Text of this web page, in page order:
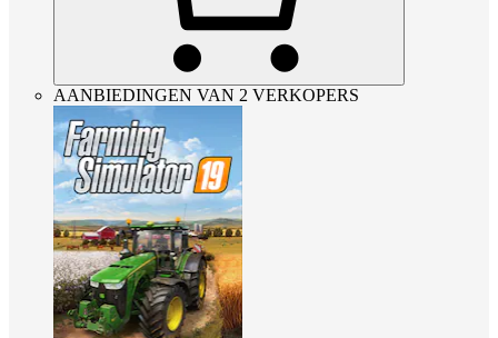
AANBIEDINGEN VAN 2 VERKOPERS